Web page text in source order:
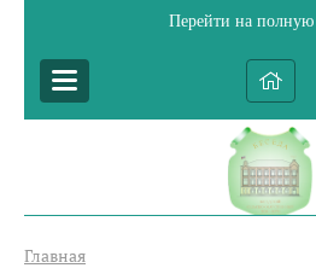
Перейти на
Главная